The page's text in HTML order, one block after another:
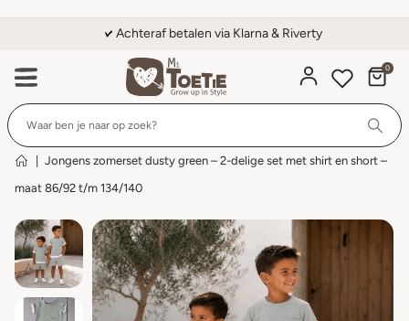
Achteraf betalen via Klarna & Riverty
0
Jongens zomerset dusty green – 2-delige set met shirt en short –
maat 86/92 t/m 134/140